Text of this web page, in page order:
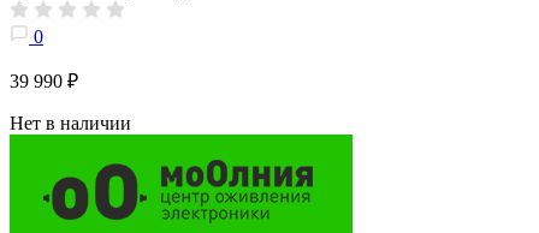
0
39 990 ₽
Нет в наличии